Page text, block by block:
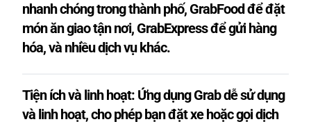
nhanh chóng trong thành phố, GrabFood để đặt
món ăn giao tận nơi, GrabExpress để gửi hàng
hóa, và nhiều dịch vụ khác.
Tiện ích và linh hoạt: Ứng dụng Grab dễ sử dụng
và linh hoạt, cho phép bạn đặt xe hoặc gọi dịch